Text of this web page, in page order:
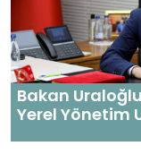
Bakan
Yerel Yönetim